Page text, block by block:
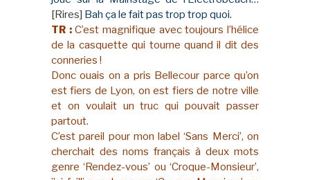
[Rires] Bah ça le fait pas trop trop quoi.
TR :C’est magnifique avec toujours l’hélice
de la casquette qui tourne quand il dit des
conneries !
Donc ouais on a pris Bellecour parce qu’on
est fiers de Lyon, on est fiers de notre ville
et on voulait un truc qui pouvait passer
partout.
C’est pareil pour mon label ‘Sans Merci’, on
cherchait des noms français à deux mots
genre ‘Rendez-vous’ ou ‘Croque-Monsieur’,